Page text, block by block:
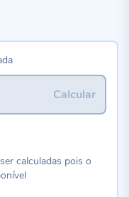
Calcular
calculadas pois o